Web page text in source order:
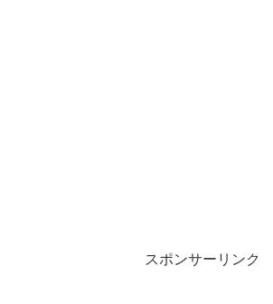
スポンサーリンク